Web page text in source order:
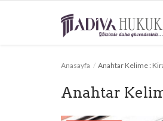
Anasayfa Anahtar Kelime :
Anahtar